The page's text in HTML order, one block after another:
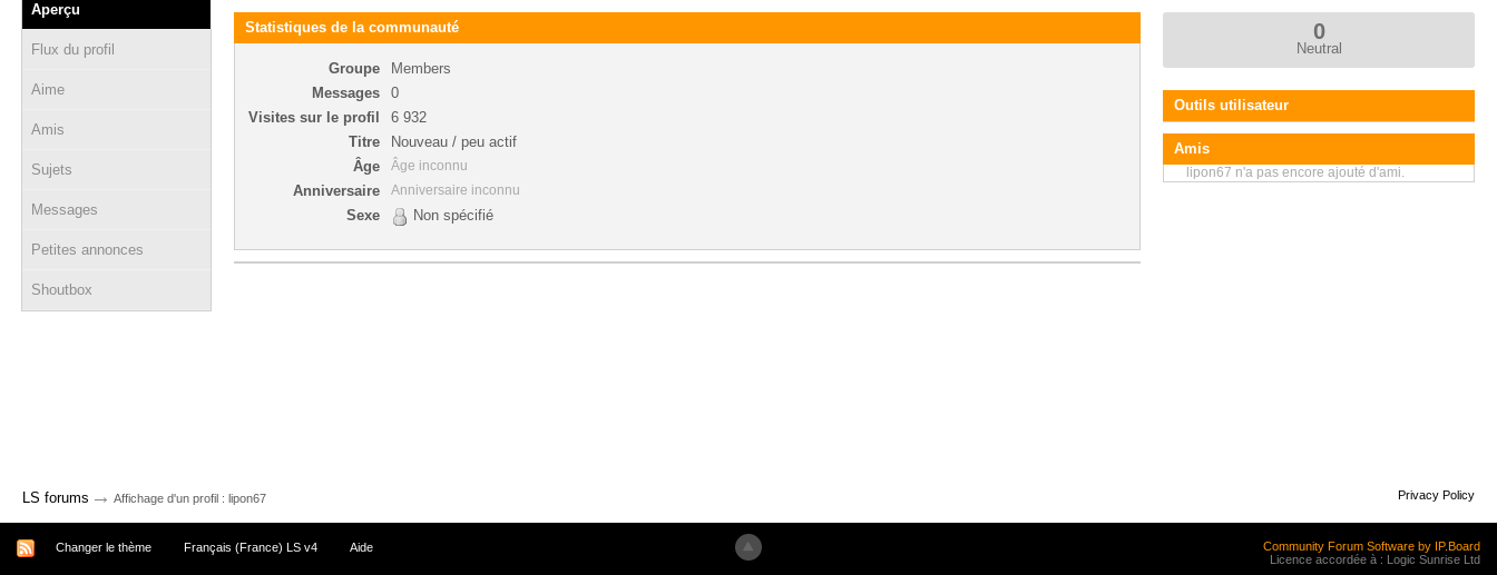
Aperçu
Flux du profil
Aime
Amis
Sujets
Messages
Petites annonces
Shoutbox
Statistiques de la communauté
Groupe
Members
Messages
0
Visites sur le profil
6 932
Titre
Nouveau / peu actif
Âge
Âge inconnu
Anniversaire Anniversaire inconnu
Sexe Non spécifié
0
Neutral
Outils utilisateur
Amis
lipon67 n'a pas encore ajouté d'ami.
LS forums → Affichage d'un profil : lipon67 Privacy Policy
Changer le thème Français (France) LS v4 Aide
Community Forum Software by IP.Board
Licence accordée à : Logic Sunrise Ltd